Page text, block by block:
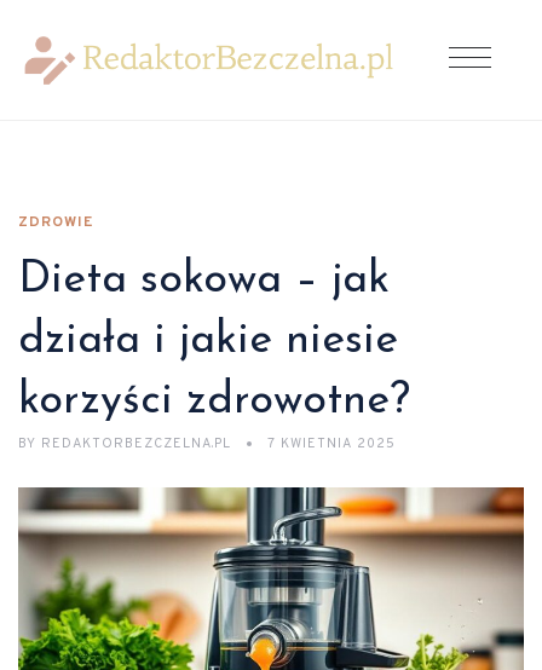
ZDROWIE
Dieta sokowa – jak
działa i jakie niesie
korzyści zdrowotne?
BY REDAKTORBEZCZELNA.PL 7 KWIETNIA 2025